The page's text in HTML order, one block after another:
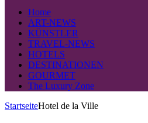
Home
ART-NEWS
KÜNSTLER
TRAVEL-NEWS
HOTELS
DESTINATIONEN
GOURMET
The Luxury Zone
StartseiteHotel de la Ville